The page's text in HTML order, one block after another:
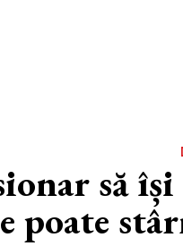
să
poate